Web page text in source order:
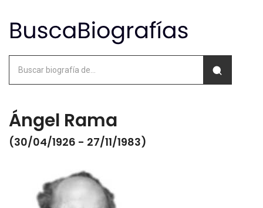
Ángel Rama
(30/04/1926 - 27/11/1983)